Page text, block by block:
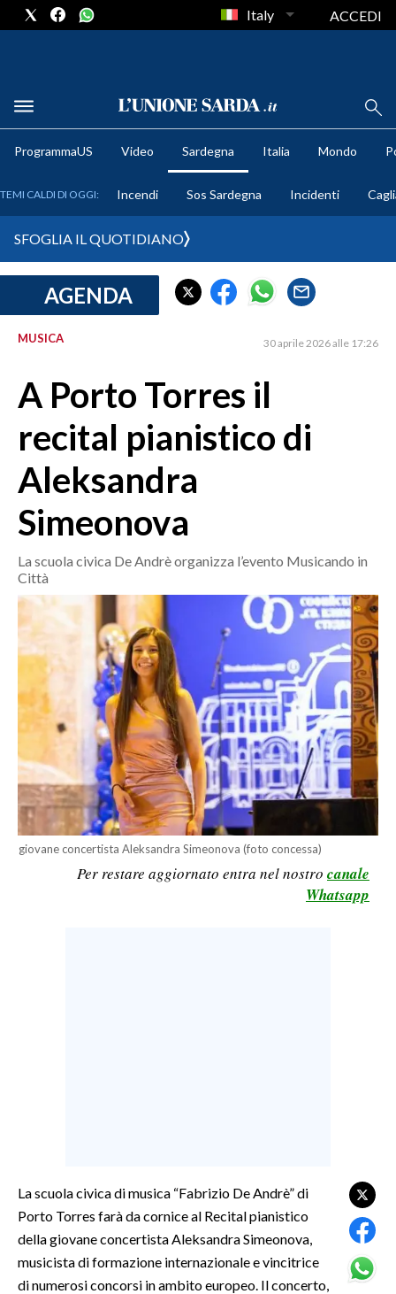
METEO
CRONACA SARDEGNA
MEDIO CAMPIDANO
ORISTANO E PROVINCIA
SASSARI E PROVINCIA
GALLURA
NUORO E PROVINCIA
OGLIASTRA
AGENDA
CRONACA
ITALIA
MONDO
POLITICA
SERVIZI ALLE IMPRESE
LAVORO
BANDI
GOSSIP
Italy ACCEDI
ProgrammaUS Video Sardegna Italia Mondo
TEMI CALDI DI OGGI: Incendi Sos Sardegna Incidenti
SFOGLIA IL QUOTIDIANO
AGENDA
MUSICA 30 aprile 2026 alle 17:26
A Porto Torres il
recital pianistico di
Aleksandra
Simeonova
La scuola civica De Andrè organizza l’evento Musicando in
Città
giovane concertista Aleksandra Simeonova (foto concessa)
Per restare aggiornato entra nel nostro canale
Whatsapp
La scuola civica di musica “Fabrizio De Andrè” di
Porto Torres farà da cornice al Recital pianistico
della giovane concertista Aleksandra Simeonova,
musicista di formazione internazionale e vincitrice
di numerosi concorsi in ambito europeo. Il concerto,